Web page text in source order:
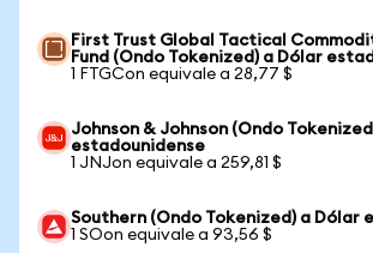
First Trust Global Tactical
Fund (Ondo Tokenized) a Dólar
1 FTGCon equivale a 28,77 $
Johnson & Johnson (Ondo
estadounidense
1 JNJon equivale a 259,81 $
Southern (Ondo Tokenized) a Dólar
1 SOon equivale a 93,56 $